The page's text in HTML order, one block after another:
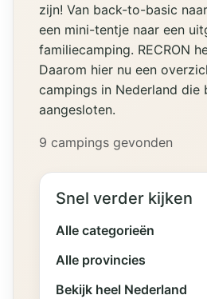
zijn! Van back-to-basic
een mini-tentje naar een
familiecamping. RECRON
Daarom hier nu een
campings in Nederland die
aangesloten.
9 campings gevonden
Snel verder kijken
Alle categorieën
Alle provincies
Bekijk heel Nederland